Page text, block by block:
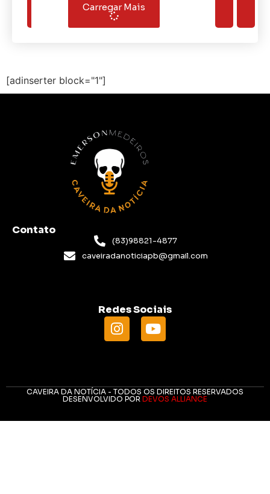
Carregar Mais
[adinserter block="1"]
Contato
(83)98821-4877
caveiradanoticiapb@gmail.com
Redes Sociais
CAVEIRA DA NOTÍCIA - TODOS OS DIREITOS RESERVADOS
DESENVOLVIDO POR DEVOS ALLIANCE